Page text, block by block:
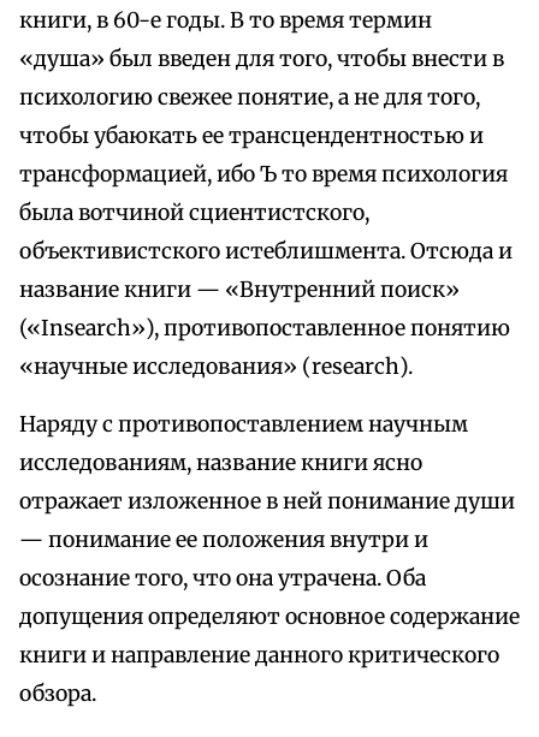
книги, в 60-е годы. В то время термин
«душа» был введен для того, чтобы внести в
психологию свежее понятие, а не для того,
чтобы убаюкать ее трансцендентностью и
трансформацией, ибо Ъ то время психология
была вотчиной сциентистского,
объективистского истеблишмента. Отсюда и
название книги — «Внутренний поиск»
(«Insearch»), противопоставленное понятию
«научные исследования» (research).
Наряду с противопоставлением научным
исследованиям, название книги ясно
отражает изложенное в ней понимание души
— понимание ее положения внутри и
осознание того, что она утрачена. Оба
допущения определяют основное содержание
книги и направление данного критического
обзора.